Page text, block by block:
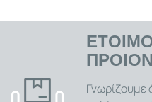
Προσαρμόσιμος Φωτισμός
προσφέρει τη δυνατότητα
ψυχρού φωτισμού,
ατμόσφαιρα και την
Αυτό βοηθά στη μείωση της
κατά τη διάρκεια
Γνωρίζουμε